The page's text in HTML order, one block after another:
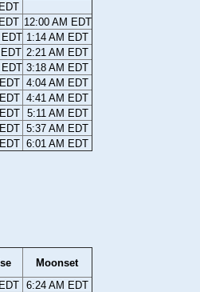
12:00 AM EDT
1:14 AM EDT
2:21 AM EDT
3:18 AM EDT
4:04 AM EDT
4:41 AM EDT
5:11 AM EDT
5:37 AM EDT
6:01 AM EDT
Moonset
6:24 AM EDT